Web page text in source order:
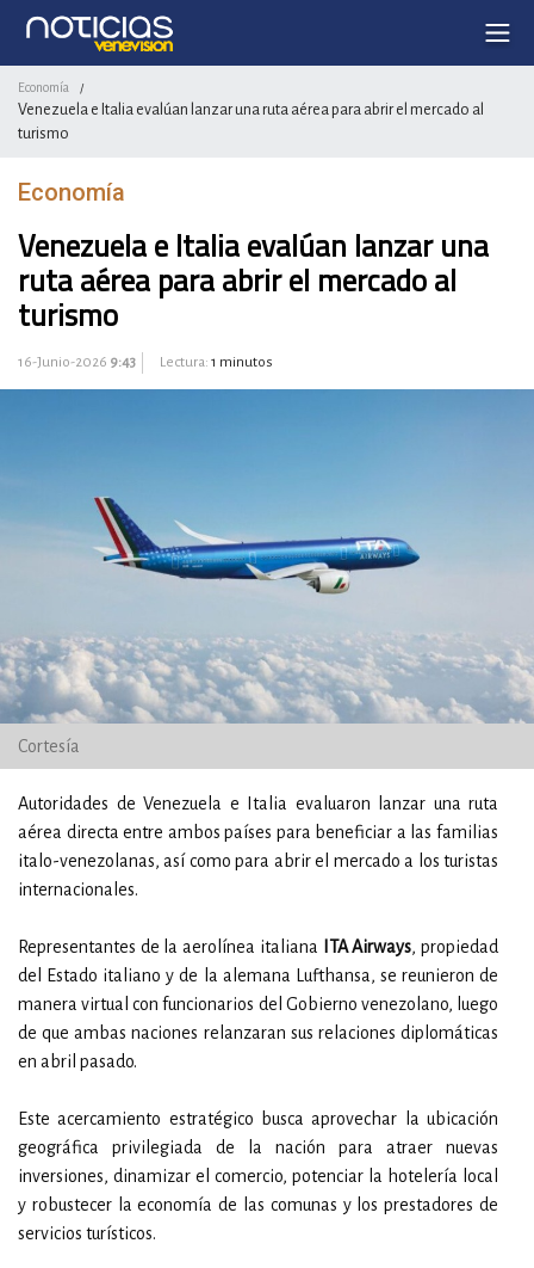
Economía /
Venezuela e Italia evalúan lanzar una ruta aérea para abrir el mercado al
turismo
Economía
Venezuela e Italia evalúan lanzar una
ruta aérea para abrir el mercado al
turismo
16-Junio-2026 9:43 Lectura: 1 minutos
Cortesía
Autoridades de Venezuela e Italia evaluaron lanzar una ruta
aérea directa entre ambos países para beneficiar a las familias
italo-venezolanas, así como para abrir el mercado a los turistas
internacionales.
Representantes de la aerolínea italiana ITA Airways, propiedad
del Estado italiano y de la alemana Lufthansa, se reunieron de
manera virtual con funcionarios del Gobierno venezolano, luego
de que ambas naciones relanzaran sus relaciones diplomáticas
en abril pasado.
Este acercamiento estratégico busca aprovechar la ubicación
geográfica privilegiada de la nación para atraer nuevas
inversiones, dinamizar el comercio, potenciar la hotelería local
y robustecer la economía de las comunas y los prestadores de
servicios turísticos.